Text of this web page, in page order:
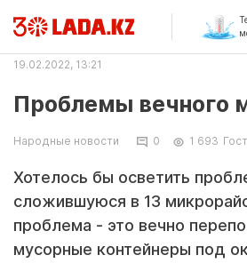
19.02.2022, 13:21
Проблемы вечного
Народные новости 0 1 693
Хотелось бы осветить
сложившуюся в 13
проблема - это вечно
мусорные контейнеры под